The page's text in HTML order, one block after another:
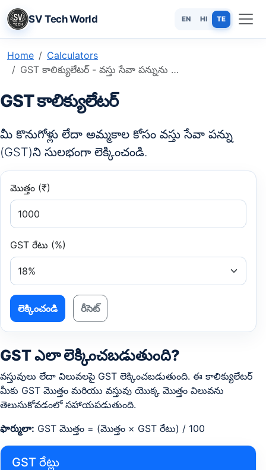
SV Tech World EN HI TE
Home
Calculators
GST కాలిక్యులేటర్ - వస్తు సేవా పన్నును తక్షణమే లెక్కించండి
GST కాలిక్యులేటర్
మీ కొనుగోళ్లు లేదా అమ్మకాల కోసం వస్తు సేవా పన్ను
(GST)ని సులభంగా లెక్కించండి.
మొత్తం (₹)
GST రేటు (%)
లెక్కించండి రీసెట్
GST ఎలా లెక్కించబడుతుంది?
వస్తువులు లేదా విలువలపై GST లెక్కించబడుతుంది. ఈ కాలిక్యులేటర్
మీకు GST మొత్తం మరియు వస్తువు యొక్క మొత్తం విలువను
తెలుసుకోవడంలో సహాయపడుతుంది.
ఫార్ములా: GST మొత్తం = (మొత్తం × GST రేటు) / 100
GST రేట్లు